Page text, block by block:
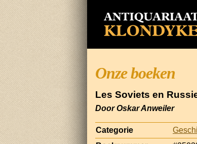
Onze boeken
Les Soviets en
Door Oskar Anweiler
Categorie